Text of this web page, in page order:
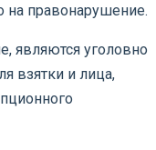
на правонарушение.
являются уголовно
взятки и лица,